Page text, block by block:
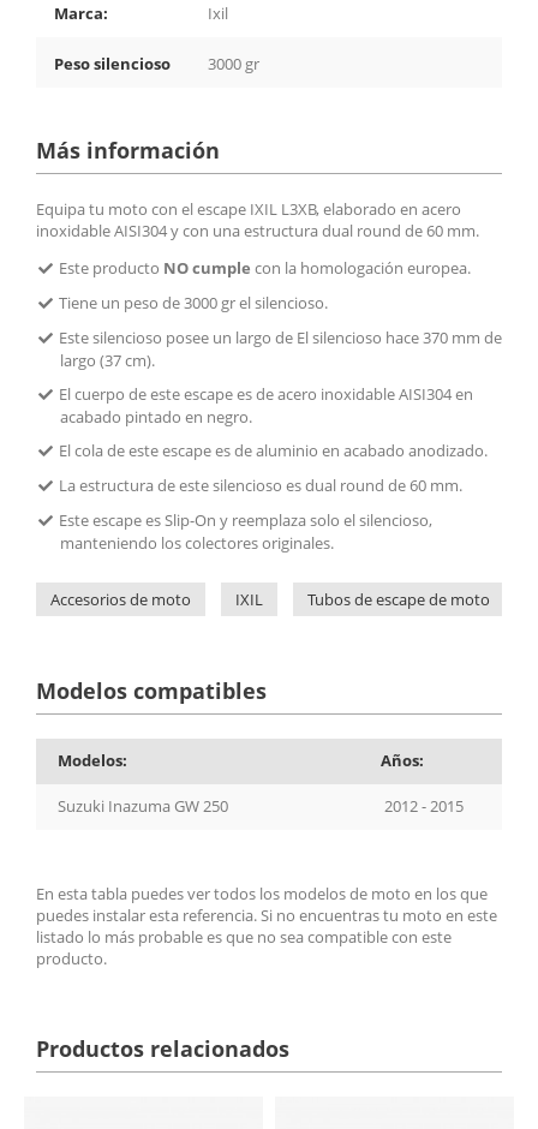
Marca: Ixil
Peso silencioso 3000 gr
Más información
Equipa tu moto con el escape IXIL L3XB, elaborado en acero
inoxidable AISI304 y con una estructura dual round de 60 mm.
Este producto NO cumple con la homologación europea.
Tiene un peso de 3000 gr el silencioso.
Este silencioso posee un largo de El silencioso hace 370 mm de
largo (37 cm).
El cuerpo de este escape es de acero inoxidable AISI304 en
acabado pintado en negro.
El cola de este escape es de aluminio en acabado anodizado.
La estructura de este silencioso es dual round de 60 mm.
Este escape es Slip-On y reemplaza solo el silencioso,
manteniendo los colectores originales.
Accesorios de moto IXIL Tubos de escape de moto
Modelos compatibles
Modelos: Años:
Suzuki Inazuma GW 250 2012 - 2015
En esta tabla puedes ver todos los modelos de moto en los que
puedes instalar esta referencia. Si no encuentras tu moto en este
listado lo más probable es que no sea compatible con este
producto.
Productos relacionados